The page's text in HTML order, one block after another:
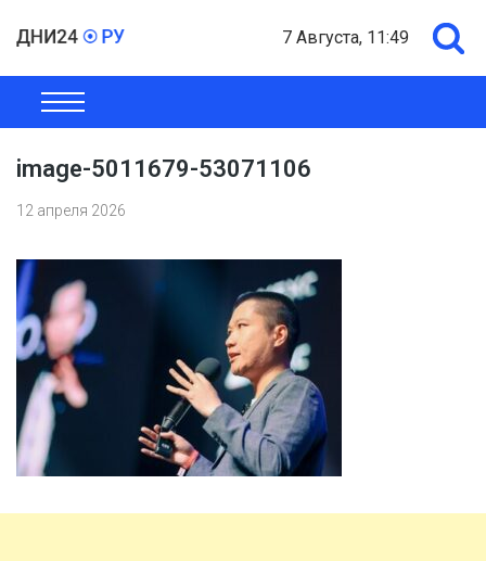
7 Августа, 11:49
ОБЩЕСТВО
image-5011679-53071106
12 апреля 2026